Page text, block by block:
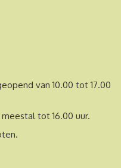
van 10.00 tot 17.00
tot 16.00 uur.